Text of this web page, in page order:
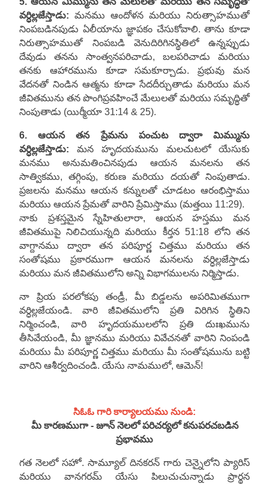
వర్ధిల్లజేస్తాడు: మనము ఆందోళన మరియు నిరుత్సాహముతో
నింపబడినపుడు ఏలీయాను జ్ఞాపకం చేసుకోవాలి. తాను కూడా
నిరుత్సాహముతో నింపబడి వెనుదిరిగినస్థితిలో ఉన్నప్పుడు
దేవుడు తనను సాంత్వనపరిచాడు, బలపరిచాడు మరియు
తనకు ఆహారమును కూడా సమకూర్చాడు. ప్రభువు మన
వేదనతో నిండిన ఆత్మను కూడా సేదదీర్చుతాడు మరియు మన
జీవితమును తన పొంగిప్రవహించే మేలులతో మరియు సమృద్ధితో
నింపుతాడు (యిర్మీయా 31:14 & 25).
6. ఆయన తన ప్రేమను పంచుట ద్వారా మిమ్మును
వర్ధిల్లజేస్తాడు: మన హృదయమును మలచుటలో యేసుకు
మనము అనుమతించినపుడు ఆయన మనలను తన
సాత్వికము, తగ్గింపు, కరుణ మరియు దయతో నింపుతాడు.
ప్రజలను మనము ఆయన కన్నులతో చూడటం ఆరంభిస్తాము
మరియు ఆయన ప్రేమతో వారిని ప్రేమిస్తాము (మత్తయి 11:29).
నాకు ప్రశస్తమైన స్నేహితులారా, ఆయన హస్తము మన
జీవితముపై నిలిచియున్నది మరియు కీర్తన 51:18 లోని తన
వాగ్దానము ద్వారా తన పరిపూర్ణ చిత్తము మరియు తన
సంతోషము ప్రకారముగా ఆయన మనలను వర్ధిల్లజేస్తాడు
మరియు మన జీవితములోని అన్ని విభాగములను నిర్మిస్తాడు.
నా ప్రియ పరలోకపు తండ్రీ, మీ బిడ్డలను అపరిమితముగా
వర్ధిల్లజేయండి. వారి జీవితములోని ప్రతి విరిగిన స్థితిని
నిర్మించండి, వారి హృదయములలోని ప్రతి దుఃఖమును
తీసివేయండి, మీ జ్ఞానము మరియు వివేచనతో వారిని నింపండి
మరియు మీ పరిపూర్ణ చిత్తము మరియు మీ సంతోషమును బట్టి
వారిని ఆశీర్వదించండి. యేసు నామములో, ఆమెన్!
సిఓఓ గారి కార్యాలయము నుండి:
మీ కారణముగా - జూన్ నెలలో పరిచర్యలో కనుపరచబడిన
ప్రభావము
గత నెలలో సహో. సామ్యూల్ దినకరన్ గారు చెన్నైలోని ప్యారిస్
మరియు వానగరమ్ యేసు పిలుచుచున్నాడు ప్రార్థన